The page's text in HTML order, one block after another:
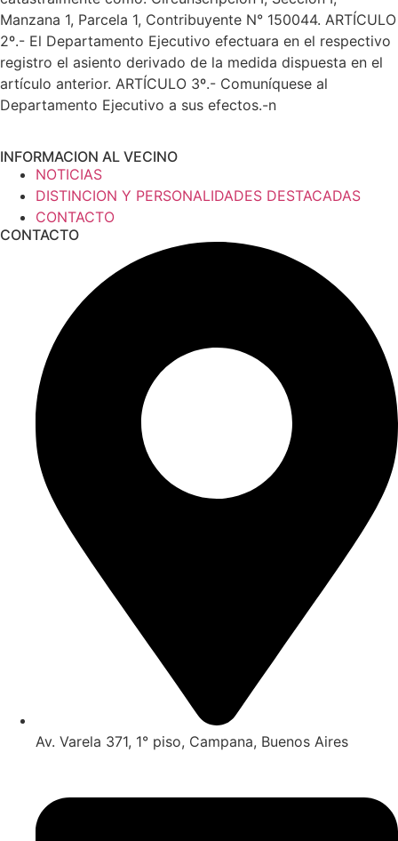
Manzana 1, Parcela 1, Contribuyente N° 150044. ARTÍCULO
2º.- El Departamento Ejecutivo efectuara en el respectivo
registro el asiento derivado de la medida dispuesta en el
artículo anterior. ARTÍCULO 3º.- Comuníquese al
Departamento Ejecutivo a sus efectos.-n
INFORMACION AL VECINO
NOTICIAS
DISTINCION Y PERSONALIDADES DESTACADAS
CONTACTO
CONTACTO
Av. Varela 371, 1° piso, Campana, Buenos Aires